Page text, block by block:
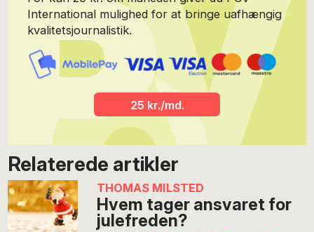
International mulighed for at bringe uafhængig
kvalitetsjournalistik.
25 kr./md.
Relaterede artikler
THOMAS MILSTED
Hvem tager ansvaret for
julefreden?